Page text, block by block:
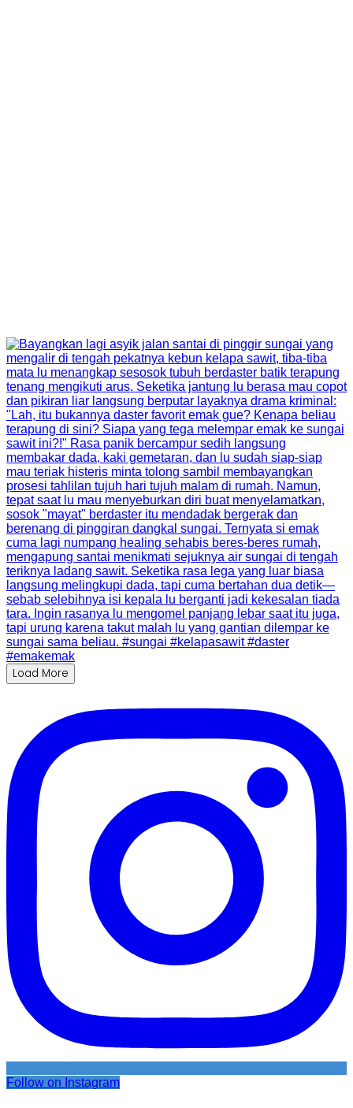
Load More
Follow on Instagram